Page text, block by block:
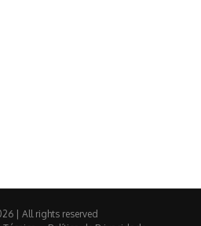
| All rights reserved